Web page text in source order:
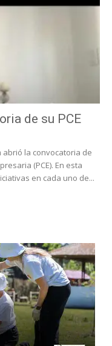
de su PCE
abrió la convocatoria de
(PCE). En esta
en cada uno de...